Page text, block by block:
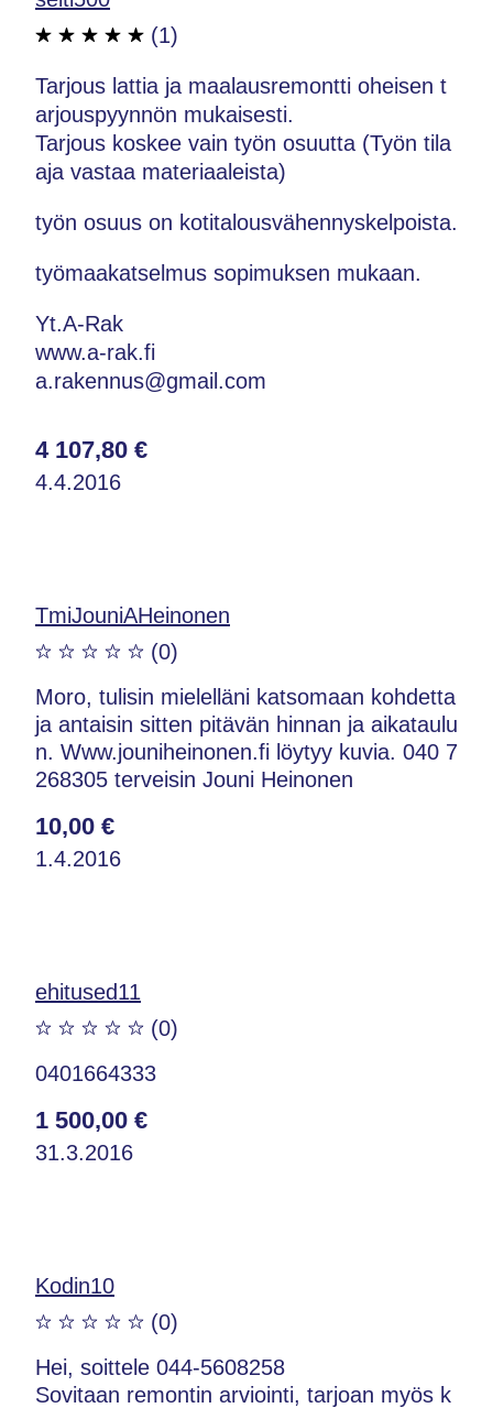
(1)
Tarjous lattia ja maalausremontti oheisen t
arjouspyynnön mukaisesti.
Tarjous koskee vain työn osuutta (Työn tila
aja vastaa materiaaleista)
työn osuus on kotitalousvähennyskelpoista.
työmaakatselmus sopimuksen mukaan.
Yt.A-Rak
www.a-rak.fi
a.rakennus@gmail.com
4 107,80 €
4.4.2016
TmiJouniAHeinonen
(0)
Moro, tulisin mielelläni katsomaan kohdetta
ja antaisin sitten pitävän hinnan ja aikataulu
n. Www.jouniheinonen.fi löytyy kuvia. 040 7
268305 terveisin Jouni Heinonen
10,00 €
1.4.2016
ehitused11
(0)
0401664333
1 500,00 €
31.3.2016
Kodin10
(0)
Hei, soittele 044-5608258
Sovitaan remontin arviointi, tarjoan myös k